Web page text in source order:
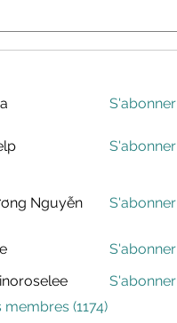
S'abonner
S'abonner
Nguyễn S'abonner
S'abonner
S'abonner
(1174)